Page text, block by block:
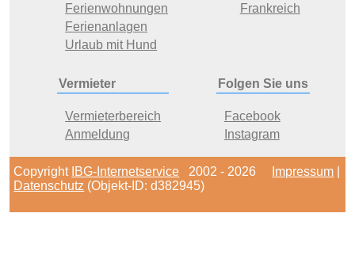
Ferienwohnungen
Ferienanlagen
Urlaub mit Hund
Frankreich
Vermieter
Vermieterbereich
Anmeldung
Folgen Sie uns
Facebook
Instagram
Copyright IBG-Internetservice 2002 - 2026 Impressum
Datenschutz (Objekt-ID: d382945)